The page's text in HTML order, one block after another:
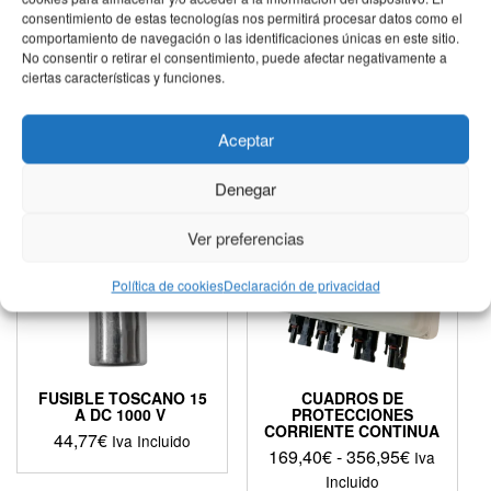
consentimiento de estas tecnologías nos permitirá procesar datos como el
comportamiento de navegación o las identificaciones únicas en este sitio.
No consentir o retirar el consentimiento, puede afectar negativamente a
ciertas características y funciones.
Aceptar
Denegar
Ver preferencias
Política de cookiesDeclaración de privacidad
160,93€-307,34€Rango
de
160,93€
307,34€
Iva
Incluido
variantes.
elegir
en
la
página
de
producto
FUSIBLE TOSCANO 15
A DC 1000 V
44,77€ Iva Incluido
¡OFERTA!
CUADROS DE
PROTECCIONES
CORRIENTE CONTINUA
169,40€-356,95€Rango
Iva
Incluido